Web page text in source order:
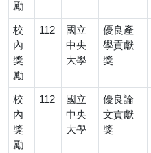
勵
校
內
獎
勵
112
國立
中央
大學
優良產
學貢獻
獎
校
內
獎
勵
112
國立
中央
大學
優良論
文貢獻
獎